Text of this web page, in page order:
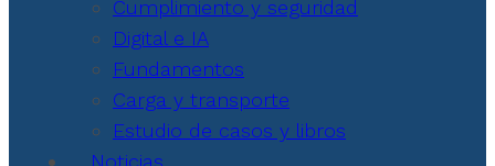
Cumplimiento y seguridad
Digital e IA
Fundamentos
Carga y transporte
Estudio de casos y libros
Noticias